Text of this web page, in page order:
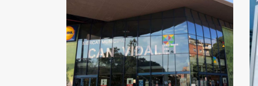
Esplugues de
Llobregat